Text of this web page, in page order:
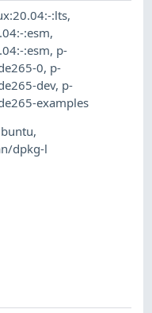
:lts,
:esm,
:esm, p-
0, p-
dev, p-
examples
,
dpkg-l